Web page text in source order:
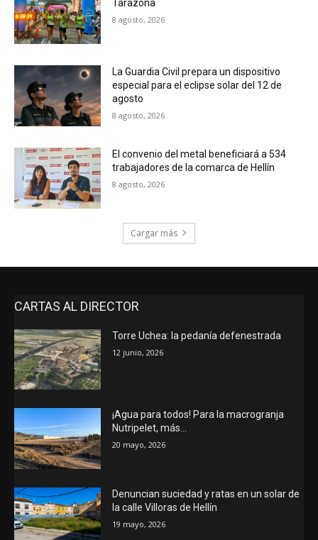
Tarazona
8 agosto, 2026
La Guardia Civil prepara un dispositivo
especial para el eclipse solar del 12 de
agosto
8 agosto, 2026
El convenio del metal beneficiará a 534
trabajadores de la comarca de Hellín
8 agosto, 2026
Cargar más
CARTAS AL DIRECTOR
Torre Uchea: la pedanía defenestrada
12 junio, 2026
¡Agua para todos! Para la macrogranja
Nutripelet, más…
20 mayo, 2026
Denuncian suciedad y ratas en un solar de
la calle Villoras de Hellín
19 mayo, 2026